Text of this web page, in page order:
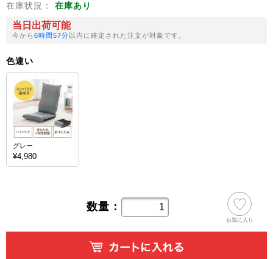
在庫状況： 在庫あり
当日出荷可能
今から6時間57分以内に確定された注文が対象です。
色違い
グレー
¥4,980
数量：
お気に入り